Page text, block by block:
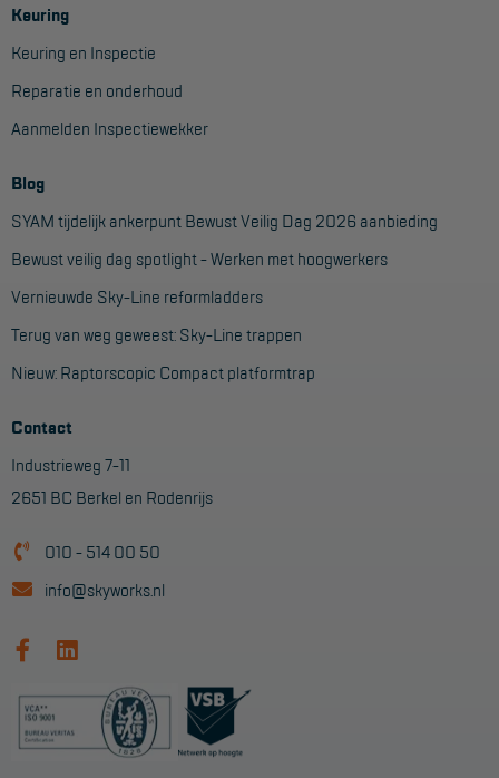
Keuring
Keuring en Inspectie
Reparatie en onderhoud
Aanmelden Inspectiewekker
Blog
SYAM tijdelijk ankerpunt Bewust Veilig Dag 2026 aanbieding
Bewust veilig dag spotlight - Werken met hoogwerkers
Vernieuwde Sky-Line reformladders
Terug van weg geweest: Sky-Line trappen
Nieuw: Raptorscopic Compact platformtrap
Contact
Industrieweg 7-11
2651 BC Berkel en Rodenrijs
010 - 514 00 50
info@skyworks.nl